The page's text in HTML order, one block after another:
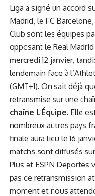
Liga a signé un accord
Madrid, le FC
Club sont les équipes
opposant le Real
mercredi 12 janvier,
lendemain face à
(GMT+1). On sait déjà
retransmise sur une
chaîne L’Équipe. Elle
nombreux autres pays
finale aura lieu le 16
matchs sont diffusés
Plus et ESPN Deportes
pas de retransmission
moment et nous